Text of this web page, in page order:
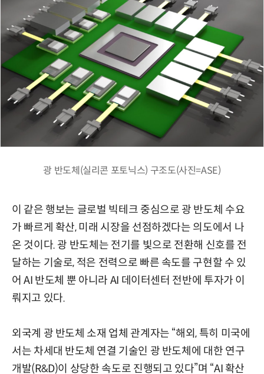
광 반도체(실리콘 포토닉스) 구조도(사진=ASE)
이 같은 행보는 글로벌 빅테크 중심으로 광 반도체 수요
가 빠르게 확산, 미래 시장을 선점하겠다는 의도에서 나
온 것이다. 광 반도체는 전기를 빛으로 전환해 신호를 전
달하는 기술로, 적은 전력으로 빠른 속도를 구현할 수 있
어 AI 반도체 뿐 아니라 AI 데이터센터 전반에 투자가 이
뤄지고 있다.
외국계 광 반도체 소재 업체 관계자는 “해외, 특히 미국에
서는 차세대 반도체 연결 기술인 광 반도체에 대한 연구
개발(R&D)이 상당한 속도로 진행되고 있다”며 “AI 확산